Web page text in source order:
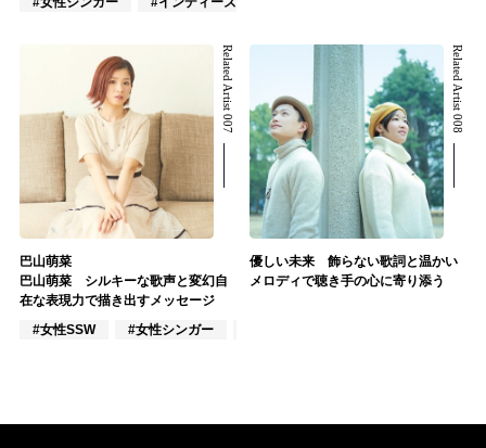
Related Artist 007
巴山萌菜
巴山萌菜 シルキーな歌声と変幻自
在な表現力で描き出すメッセージ
#女性SSW
#女性シンガー
Related Artist 008
優しい未来 飾らない歌詞と温かい
メロディで聴き手の心に寄り添う